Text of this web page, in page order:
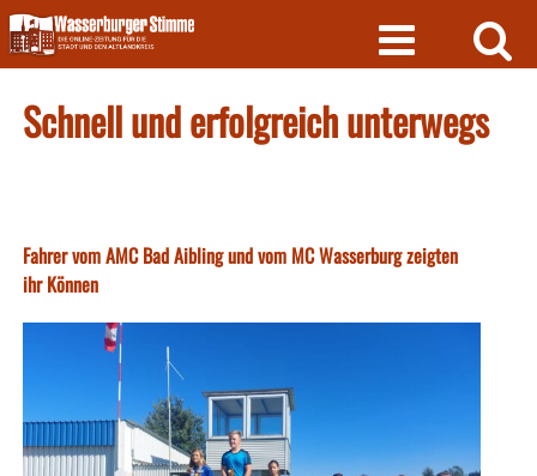
Skip
to
content
Schnell und erfolgreich unterwegs
Fahrer vom AMC Bad Aibling und vom MC Wasserburg zeigten
ihr Können